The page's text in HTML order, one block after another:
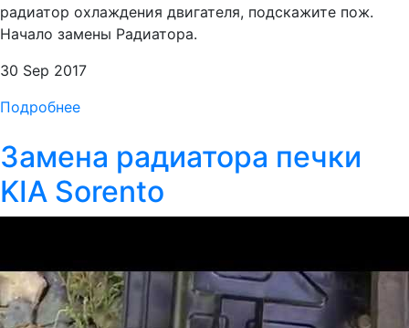
радиатор охлаждения двигателя, подскажите пож.
Начало замены Радиатора.
30 Sep 2017
Подробнее
Замена радиатора печки
KIA Sorento